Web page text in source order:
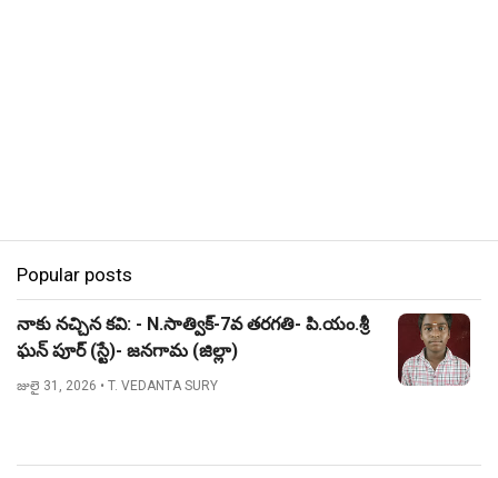
Popular posts
నాకు నచ్చిన కవి: - N.సాత్విక్-7వ తరగతి- పి.యం.శ్రీ
ఘన్ పూర్ (స్టే)- జనగామ (జిల్లా)
జులై 31, 2026 • T. VEDANTA SURY